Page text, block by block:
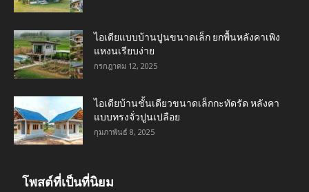
ไอเดียแบบบ้านปูนขนาดเล็ก ยกพื้นหลังคาเพิง
แหงนเรียบง่าย
กรกฎาคม 12, 2025
ไอเดียบ้านชั้นเดียวขนาดเล็กกะทัดรัด หลังคา
แบบทรงจั่วปูนเปลือย
กุมภาพันธ์ 8, 2025
โพสต์ที่เป็นที่นิยม